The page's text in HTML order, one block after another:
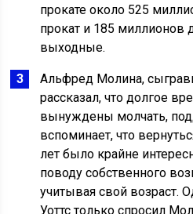
прокате около 525
прокат и 185 миллионов
выходные.
Альфред Молина,
рассказал, что долгое
вынуждены молчать,
вспоминает, что
лет было крайне
поводу собственного
учитывая свой возраст.
Уоттс только спросил